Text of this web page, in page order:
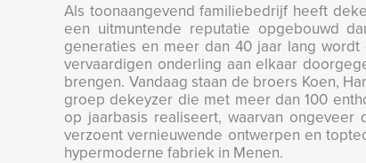
Als toonaangevend familiebedrijf heeft
een uitmuntende reputatie opgebouwd
generaties en meer dan 40 jaar lang
vervaardigen onderling aan elkaar
brengen. Vandaag staan de broers Koen,
groep dekeyzer die met meer dan 100
op jaarbasis realiseert, waarvan
verzoent vernieuwende ontwerpen en
hypermoderne fabriek in Menen.